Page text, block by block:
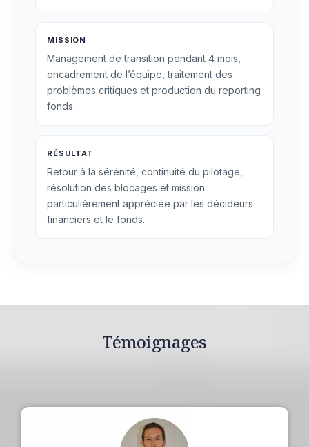
MISSION
Management de transition pendant 4 mois,
encadrement de l’équipe, traitement des
problèmes critiques et production du reporting
fonds.
RÉSULTAT
Retour à la sérénité, continuité du pilotage,
résolution des blocages et mission
particulièrement appréciée par les décideurs
financiers et le fonds.
Témoignages